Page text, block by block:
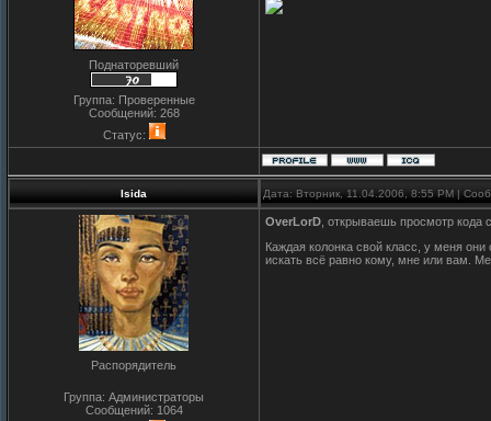
Поднаторевший
Группа: Проверенные
Сообщений: 268
Статус:
Isida Дата: Вторник, 11.04.2006, 8:55 PM |
Распорядитель
Группа: Администраторы
Сообщений: 1064
OverLorD , открываешь просмотр кода
Каждая колонка свой класс, у меня
искать всё равно кому, мне или вам.